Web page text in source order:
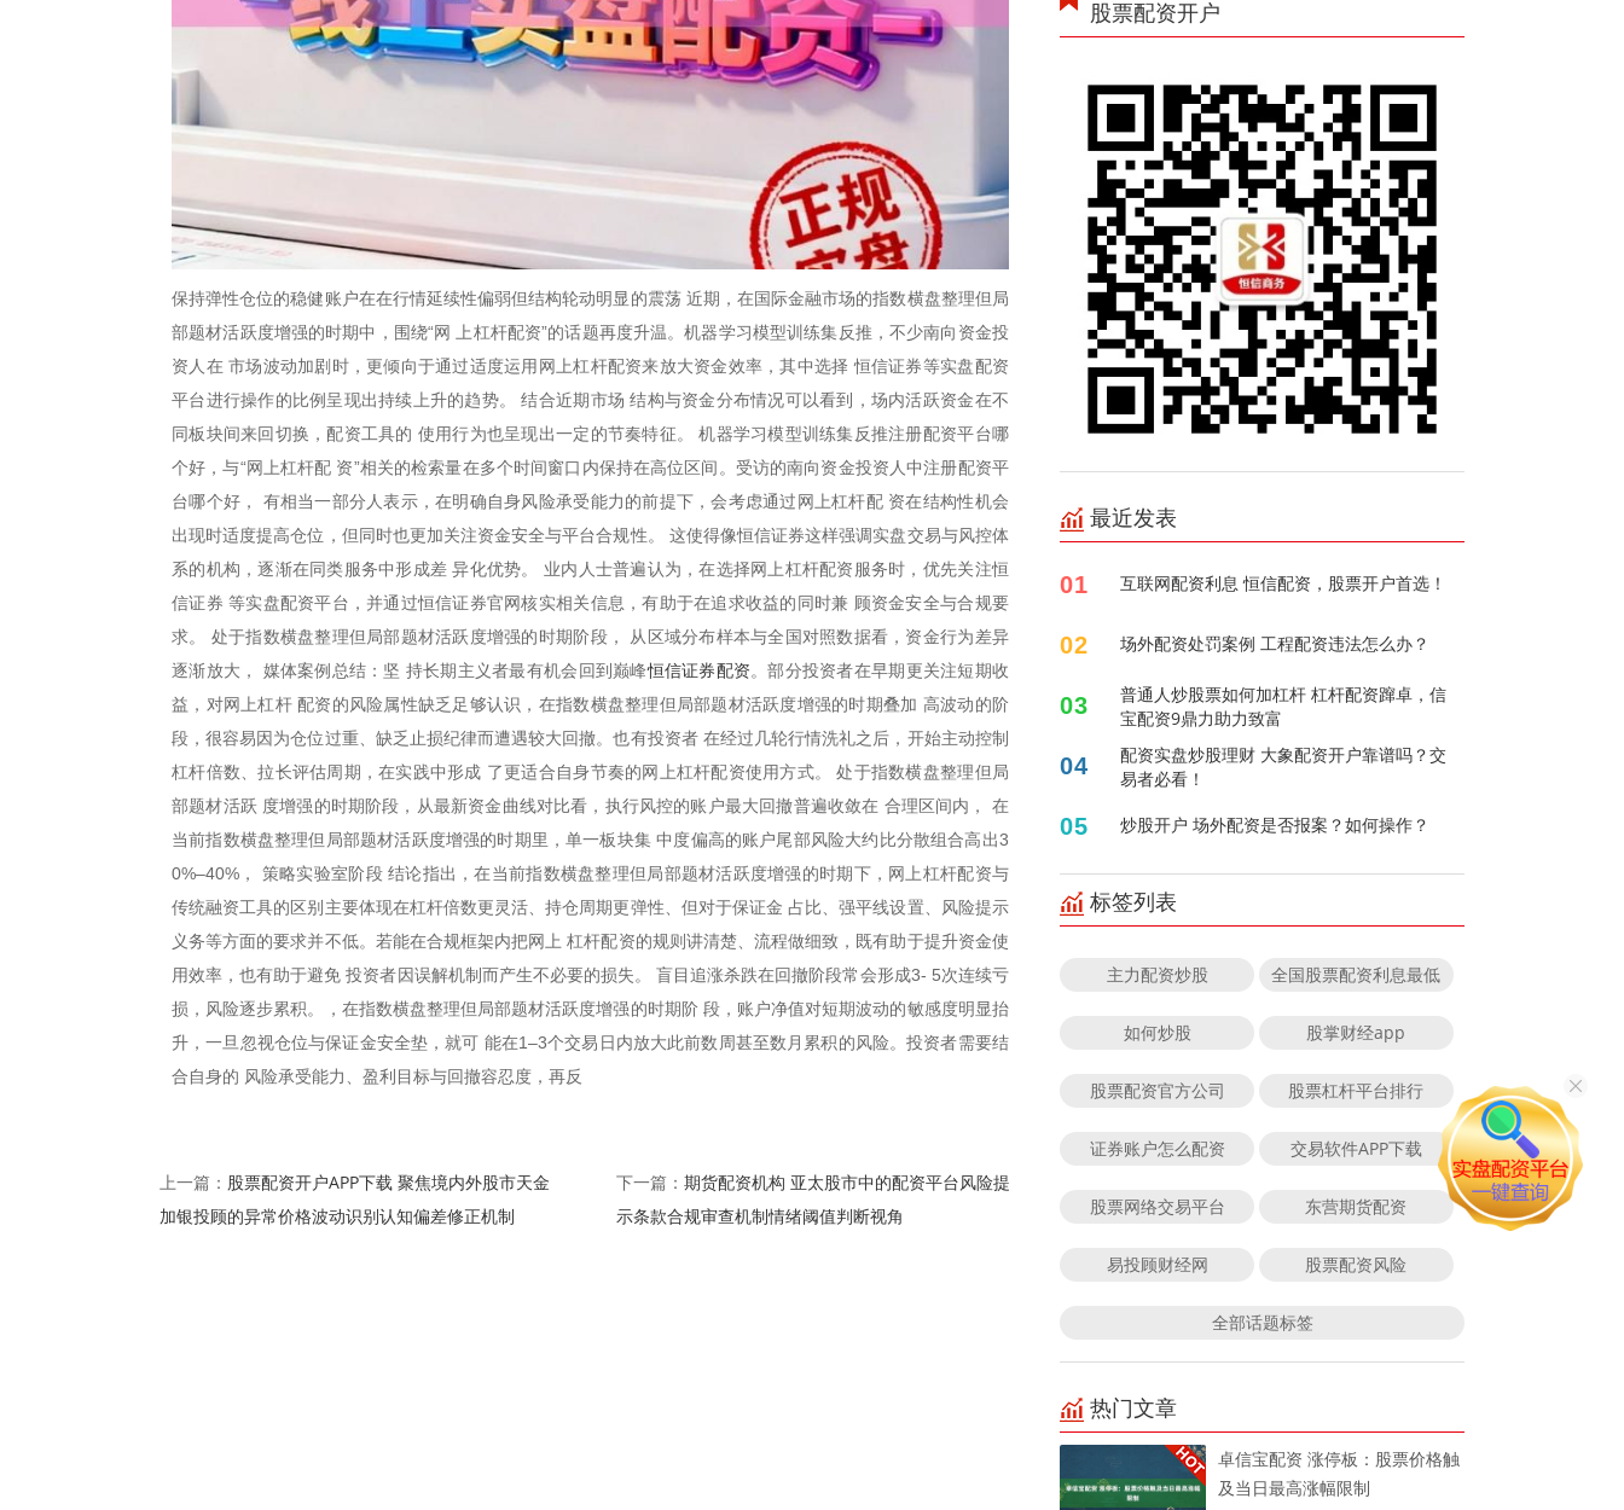
保持弹性仓位的稳健账户在在行情延续性偏弱但结构轮动明显的震荡 近期，在国际金融市场的指数横盘整理但局
部题材活跃度增强的时期中，围绕“网 上杠杆配资”的话题再度升温。机器学习模型训练集反推，不少南向资金投
资人在 市场波动加剧时，更倾向于通过适度运用网上杠杆配资来放大资金效率，其中选择 恒信证券等实盘配资
平台进行操作的比例呈现出持续上升的趋势。 结合近期市场 结构与资金分布情况可以看到，场内活跃资金在不
同板块间来回切换，配资工具的 使用行为也呈现出一定的节奏特征。 机器学习模型训练集反推注册配资平台哪
个好，与“网上杠杆配 资”相关的检索量在多个时间窗口内保持在高位区间。受访的南向资金投资人中注册配资平
台哪个好， 有相当一部分人表示，在明确自身风险承受能力的前提下，会考虑通过网上杠杆配 资在结构性机会
出现时适度提高仓位，但同时也更加关注资金安全与平台合规性。 这使得像恒信证券这样强调实盘交易与风控体
系的机构，逐渐在同类服务中形成差 异化优势。 业内人士普遍认为，在选择网上杠杆配资服务时，优先关注恒
信证券 等实盘配资平台，并通过恒信证券官网核实相关信息，有助于在追求收益的同时兼 顾资金安全与合规要
求。 处于指数横盘整理但局部题材活跃度增强的时期阶段， 从区域分布样本与全国对照数据看，资金行为差异
逐渐放大， 媒体案例总结：坚 持长期主义者最有机会回到巅峰恒信证券配资。部分投资者在早期更关注短期收
益，对网上杠杆 配资的风险属性缺乏足够认识，在指数横盘整理但局部题材活跃度增强的时期叠加 高波动的阶
段，很容易因为仓位过重、缺乏止损纪律而遭遇较大回撤。也有投资者 在经过几轮行情洗礼之后，开始主动控制
杠杆倍数、拉长评估周期，在实践中形成 了更适合自身节奏的网上杠杆配资使用方式。 处于指数横盘整理但局
部题材活跃 度增强的时期阶段，从最新资金曲线对比看，执行风控的账户最大回撤普遍收敛在 合理区间内， 在
当前指数横盘整理但局部题材活跃度增强的时期里，单一板块集 中度偏高的账户尾部风险大约比分散组合高出3
0%–40%， 策略实验室阶段 结论指出，在当前指数横盘整理但局部题材活跃度增强的时期下，网上杠杆配资与
传统融资工具的区别主要体现在杠杆倍数更灵活、持仓周期更弹性、但对于保证金 占比、强平线设置、风险提示
义务等方面的要求并不低。若能在合规框架内把网上 杠杆配资的规则讲清楚、流程做细致，既有助于提升资金使
用效率，也有助于避免 投资者因误解机制而产生不必要的损失。 盲目追涨杀跌在回撤阶段常会形成3- 5次连续亏
损，风险逐步累积。，在指数横盘整理但局部题材活跃度增强的时期阶 段，账户净值对短期波动的敏感度明显抬
升，一旦忽视仓位与保证金安全垫，就可 能在1–3个交易日内放大此前数周甚至数月累积的风险。投资者需要结
合自身的 风险承受能力、盈利目标与回撤容忍度，再反
上一篇： 股票配资开户APP下载 聚焦境内外股市天金
加银投顾的异常价格波动识别认知偏差修正机制
下一篇： 期货配资机构 亚太股市中的配资平台风险提
示条款合规审查机制情绪阈值判断视角
股票配资开户
最近发表
01 互联网配资利息 恒信配资，股票开户首选！
02 场外配资处罚案例 工程配资违法怎么办？
03
普通人炒股票如何加杠杆 杠杆配资蹿卓，信
宝配资9鼎力助力致富
04
配资实盘炒股理财 大象配资开户靠谱吗？交
易者必看！
05 炒股开户 场外配资是否报案？如何操作？
标签列表
主力配资炒股 全国股票配资利息最低
如何炒股 股掌财经app
股票配资官方公司 股票杠杆平台排行
证券账户怎么配资 交易软件APP下载
股票网络交易平台 东营期货配资
易投顾财经网 股票配资风险
全部话题标签
热门文章
卓信宝配资 涨停板：股票价格触
及当日最高涨幅限制